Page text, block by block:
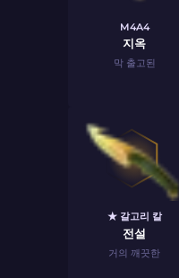
M4A4
지옥
막 출고된
★ 갈고리 칼
전설
거의 깨끗한